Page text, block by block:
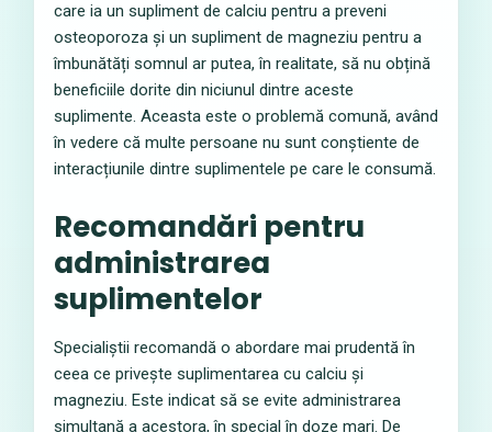
care ia un supliment de calciu pentru a preveni
osteoporoza și un supliment de magneziu pentru a
îmbunătăți somnul ar putea, în realitate, să nu obțină
beneficiile dorite din niciunul dintre aceste
suplimente. Aceasta este o problemă comună, având
în vedere că multe persoane nu sunt conștiente de
interacțiunile dintre suplimentele pe care le consumă.
Recomandări pentru
administrarea
suplimentelor
Specialiștii recomandă o abordare mai prudentă în
ceea ce privește suplimentarea cu calciu și
magneziu. Este indicat să se evite administrarea
simultană a acestora, în special în doze mari. De